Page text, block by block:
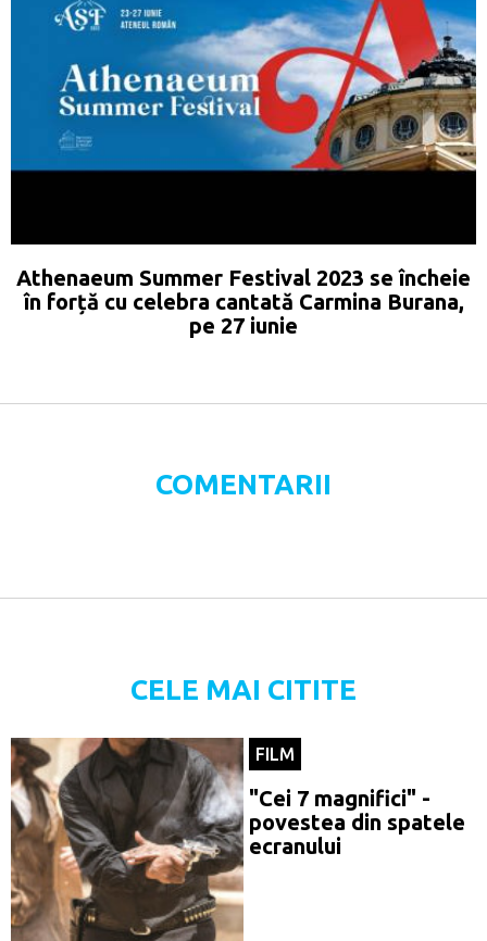
Athenaeum Summer Festival 2023 se încheie
în forță cu celebra cantată Carmina Burana,
pe 27 iunie
COMENTARII
CELE MAI CITITE
FILM
"Cei 7 magnifici" -
povestea din spatele
ecranului